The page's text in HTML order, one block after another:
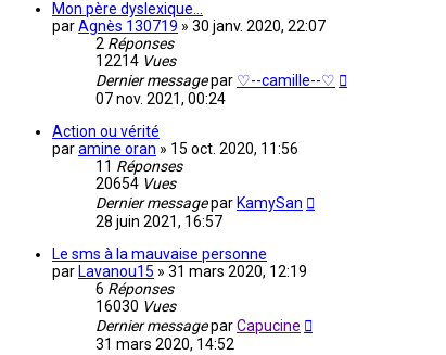
Mon père dyslexique...
parAgnès 130719 » 30 janv. 2020, 22:07
2 Réponses
12214 Vues
Dernier messagepar ♡--camille--♡
07 nov. 2021, 00:24
Action ou vérité
paramine oran » 15 oct. 2020, 11:56
11 Réponses
20654 Vues
Dernier messagepar KamySan
28 juin 2021, 16:57
Le sms à la mauvaise personne
par Lavanou15 » 31 mars 2020, 12:19
6 Réponses
16030 Vues
Dernier messageparCapucine
31 mars 2020, 14:52